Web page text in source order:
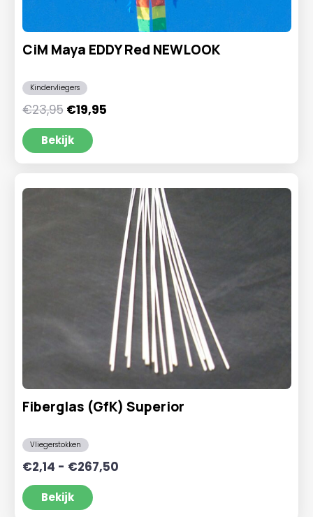
CiM Maya EDDY Red NEWLOOK
Kindervliegers
€23,95 Oorspronkelijke
prijs
was:
€23,95.
€19,95Huidige
Bekijk
Fiberglas (GfK) Superior
Vliegerstokken
€2,14 - €267,50Prijsklasse:
Bekijk